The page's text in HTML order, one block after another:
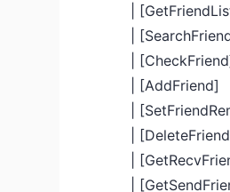
|
|
|
|
|
|
|
|